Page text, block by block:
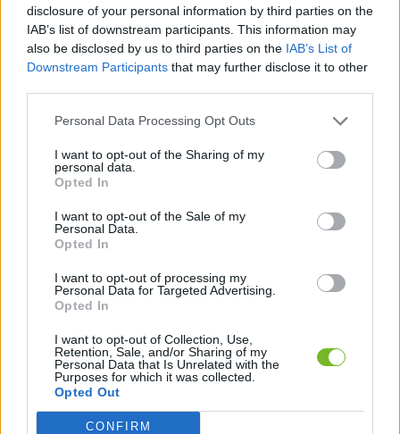
disclosure of your personal information by third parties on the
IAB’s list of downstream participants. This information may
also be disclosed by us to third parties on the IAB’s List of
Downstream Participants that may further disclose it to other
Personal Data Processing Opt Outs
I want to opt-out of the Sharing of my
personal data.
Opted In
I want to opt-out of the Sale of my
Personal Data.
Opted In
I want to opt-out of processing my
Personal Data for Targeted Advertising.
Opted In
I want to opt-out of Collection, Use,
Retention, Sale, and/or Sharing of my
Personal Data that Is Unrelated with the
Purposes for which it was collected.
Opted Out
CONFIRM
Spoľahlivý a kvalitný mikrofón pre hlásenia aj spev.
Soundking EH 002 je robustný dynamický mikrofón s kardioidnou smerovou
charakteristikou, vďaka ktorej potláča okolité ruchy a zabezpečuje čistý a
zrozumiteľný prenos hlasu. Práve preto je ideálnou voľbou pre rozhlasové ústredne na
ktoré najviac ovplyvňuje zrozumiteľnosť reči, zabezpečuje výborný prenos hlasu – či
už ide o muža alebo ženu. Okrem hlásení je vhodný aj pre kultúrne podujatia, verejné
vystúpenia či spev.
Vhodný pre:
Kultúrne a spoločenské podujatia
Technické parametre:
Typ: Dynamický (Moving Coil)
Smerová charakteristika: Kardioidná (uni-directional)